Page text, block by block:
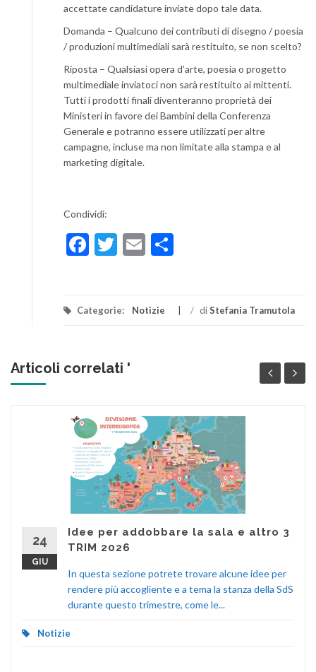
accettate candidature inviate dopo tale data.
Domanda – Qualcuno dei contributi di disegno / poesia
/ produzioni multimediali sarà restituito, se non scelto?
Riposta – Qualsiasi opera d’arte, poesia o progetto
multimediale inviatoci non sarà restituito ai mittenti.
Tutti i prodotti finali diventeranno proprietà dei
Ministeri in favore dei Bambini della Conferenza
Generale e potranno essere utilizzati per altre
campagne, incluse ma non limitate alla stampa e al
marketing digitale.
Condividi:
Facebook
Twitter
Email
Categorie: Notizie / diStefania Tramutola
Articoli correlati '
24
GIU
Idee per addobbare la sala e altro 3
TRIM 2026
In questa sezione potrete trovare alcune idee per
rendere più accogliente e a tema la stanza della SdS
durante questo trimestre, come le...
Notizie